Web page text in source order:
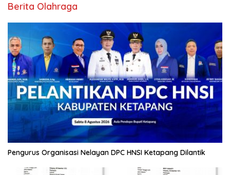
Berita Olahraga
Pengurus Organisasi Nelayan DPC HNSI Ketapang Dilantik